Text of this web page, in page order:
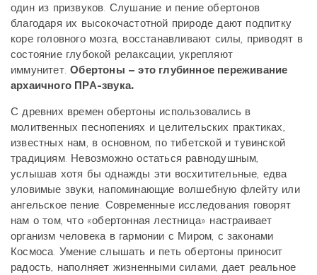
один из призвуков. Слушание и пение обертонов
благодаря их высокочастотной природе дают подпитку
коре головного мозга, восстанавливают силы, приводят в
состояние глубокой релаксации, укрепляют
иммунитет.Обертоны – это глубинное переживание
архаичного ПРА-звука.
С древних времен обертоны использовались в
молитвенных песнопениях и целительских практиках,
известных нам, в основном, по тибетской и тувинской
традициям. Невозможно остаться равнодушным,
услышав хотя бы однажды эти восхитительные, едва
уловимые звуки, напоминающие волшебную флейту или
ангельское пение. Современные исследования говорят
нам о том, что «обертонная лестница» настраивает
организм человека в гармонии с Миром, с законами
Космоса. Умение слышать и петь обертоны приносит
радость, наполняет жизненными силами, дает реальное